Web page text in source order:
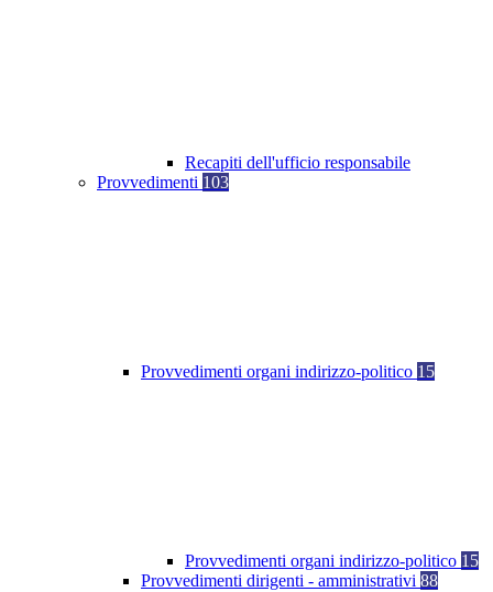
Recapiti dell'ufficio responsabile
Provvedimenti 103
Provvedimenti organi indirizzo-politico 15
Provvedimenti organi indirizzo-politico 15
Provvedimenti dirigenti - amministrativi 88